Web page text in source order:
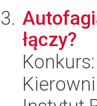
łączy?
Konkurs: